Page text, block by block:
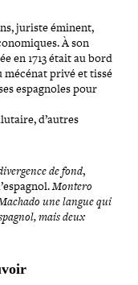
juriste éminent,
À son
en 1713 était au bord
privé et tissé
espa­gnoles pour
d’autres
de fond,
Montero
une langue qui
mais deux